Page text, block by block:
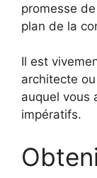
promesse
plan de la
Il est
architecte
auquel vous
impératifs.